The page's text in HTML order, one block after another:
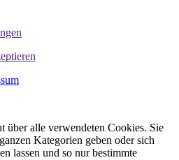
über alle verwendeten Cookies. Sie
Kategorien geben oder sich
lassen und so nur bestimmte